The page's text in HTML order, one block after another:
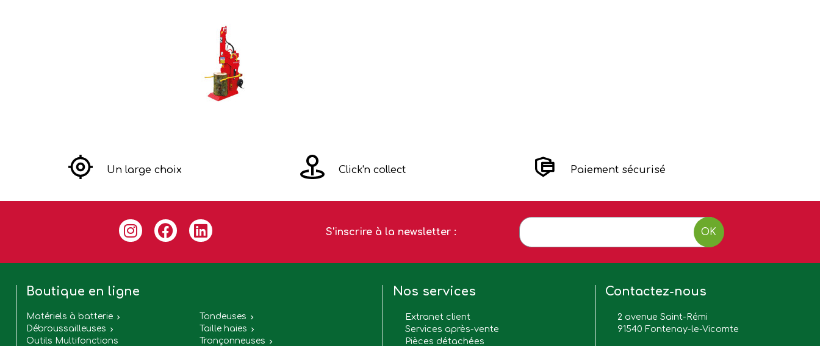
Un large choix Click'n collect Paiement sécurisé
S'inscrire à la newsletter : OK
Boutique en ligne
Matériels à batterie  Tondeuses 
Débroussailleuses  Taille haies 
Outils Multifonctions Tronçonneuses 
Nos services
Extranet client
Services après-vente
Pièces détachées
Contactez-nous
2 avenue Saint-Rémi
91540 Fontenay-le-Vicomte